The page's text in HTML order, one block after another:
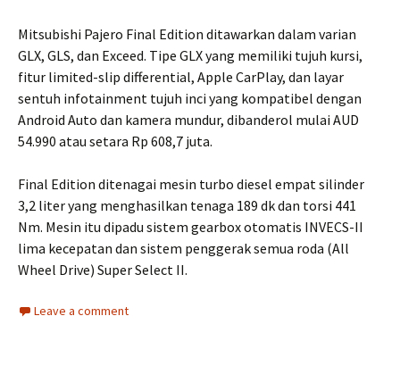
Mitsubishi Pajero Final Edition ditawarkan dalam varian
GLX, GLS, dan Exceed. Tipe GLX yang memiliki tujuh kursi,
fitur limited-slip differential, Apple CarPlay, dan layar
sentuh infotainment tujuh inci yang kompatibel dengan
Android Auto dan kamera mundur, dibanderol mulai AUD
54.990 atau setara Rp 608,7 juta.
Final Edition ditenagai mesin turbo diesel empat silinder
3,2 liter yang menghasilkan tenaga 189 dk dan torsi 441
Nm. Mesin itu dipadu sistem gearbox otomatis INVECS-II
lima kecepatan dan sistem penggerak semua roda (All
Wheel Drive) Super Select II.
Leave a comment